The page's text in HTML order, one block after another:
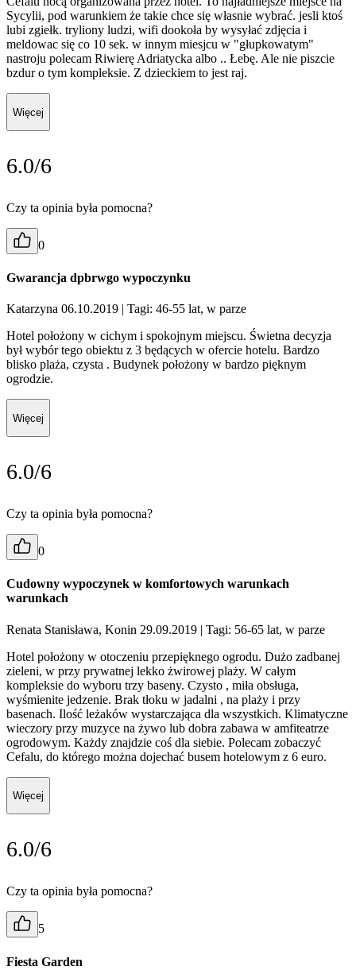
Sycylii, pod warunkiem że takie chce się własnie wybrać. jesli ktoś
lubi zgiełk. tryliony ludzi, wifi dookoła by wysyłać zdjęcia i
meldowac się co 10 sek. w innym miesjcu w "głupkowatym"
nastroju polecam Riwierę Adriatycka albo .. Łebę. Ale nie piszcie
bzdur o tym kompleksie. Z dzieckiem to jest raj.
Więcej
6.0/6
Czy ta opinia była pomocna?
0
Gwarancja dpbrwgo wypoczynku
Katarzyna 06.10.2019 | Tagi: 46-55 lat, w parze
Hotel położony w cichym i spokojnym miejscu. Świetna decyzja
był wybór tego obiektu z 3 będących w ofercie hotelu. Bardzo
blisko plaża, czysta . Budynek położony w bardzo pięknym
ogrodzie.
Więcej
6.0/6
Czy ta opinia była pomocna?
0
Cudowny wypoczynek w komfortowych warunkach
warunkach
Renata Stanisława, Konin 29.09.2019 | Tagi: 56-65 lat, w parze
Hotel położony w otoczeniu przepięknego ogrodu. Dużo zadbanej
zieleni, w przy prywatnej lekko żwirowej plaży. W całym
kompleksie do wyboru trzy baseny. Czysto , miła obsługa,
wyśmienite jedzenie. Brak tłoku w jadalni , na plaży i przy
basenach. Ilość leżaków wystarczająca dla wszystkich. Klimatyczne
wieczory przy muzyce na żywo lub dobra zabawa w amfiteatrze
ogrodowym. Każdy znajdzie coś dla siebie. Polecam zobaczyć
Cefalu, do którego można dojechać busem hotelowym z 6 euro.
Więcej
6.0/6
Czy ta opinia była pomocna?
5
Fiesta Garden